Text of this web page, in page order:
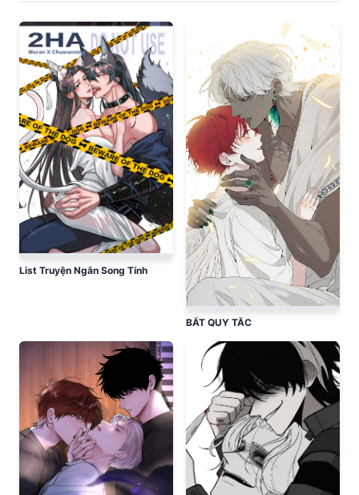
List Truyện Ngắn Song Tính
BẤT QUY TẮC